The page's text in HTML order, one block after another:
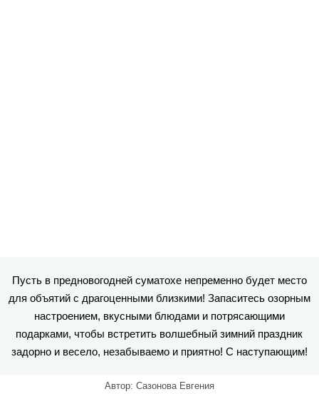
Пусть в предновогодней суматохе непременно будет место
для объятий с драгоценными близкими! Запаситесь озорным
настроением, вкусными блюдами и потрясающими
подарками, чтобы встретить волшебный зимний праздник
задорно и весело, незабываемо и приятно! С наступающим!
Автор: Сазонова Евгения